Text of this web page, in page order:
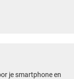
je smartphone en